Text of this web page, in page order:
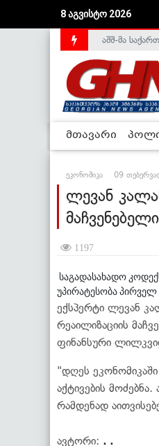
8 აგვისტო 2026
აშშ-მა
მთავარი
ეკონომიკა 09
ლევან
1197
საგადასახადო
უპირატესობა პირველ
ექსპერტი ლევან
რეაილიზაციის
ფინანსური
"დღეს
აქტივების
რამდენად
ავტორი: . .